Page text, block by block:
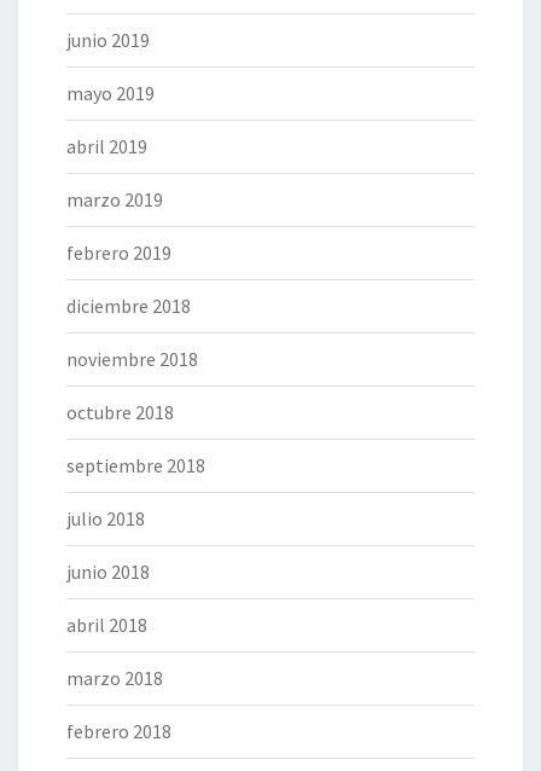
junio 2019
mayo 2019
abril 2019
marzo 2019
febrero 2019
diciembre 2018
noviembre 2018
octubre 2018
septiembre 2018
julio 2018
junio 2018
abril 2018
marzo 2018
febrero 2018